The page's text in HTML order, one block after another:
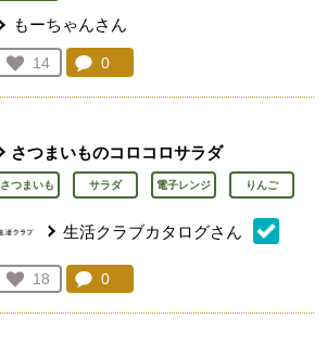
もーちゃんさん
お気に入り登録：
14
人が登録
コメント：
0
さつまいものコロコロサラダ
さつまいも サラダ 電子レンジ りんご
生活クラブカタログさん
お気に入り登録：
18
人が登録
コメント：
0